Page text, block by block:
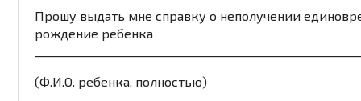
Прошу выдать мне справку о неполучении
рождение ребенка
(Ф.И.О. ребенка, полностью)